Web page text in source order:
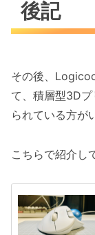
後記
その後、
て、積層型3D
られている方が
こちらで紹介し